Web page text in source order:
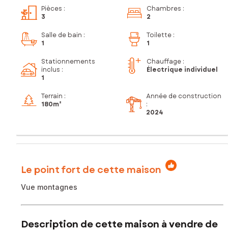
Pièces :
3
Chambres :
2
Salle de bain :
1
Toilette :
1
Stationnements
inclus :
1
Chauffage :
Électrique individuel
Terrain :
180m²
Année de construction
:
2024
Le point fort de cette maison
Vue montagnes
Description de cette maison à vendre de